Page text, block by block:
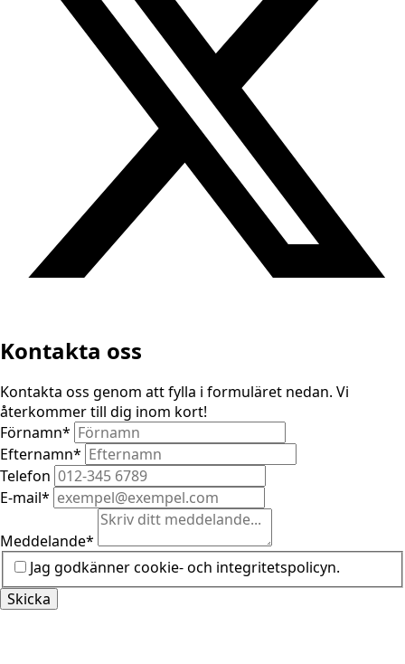
Kontakta oss
Kontakta oss genom att fylla i formuläret nedan. Vi
återkommer till dig inom kort!
Förnamn*
Efternamn*
Telefon
E-mail*
Meddelande*
Jag godkänner cookie- och integritetspolicyn.
Skicka